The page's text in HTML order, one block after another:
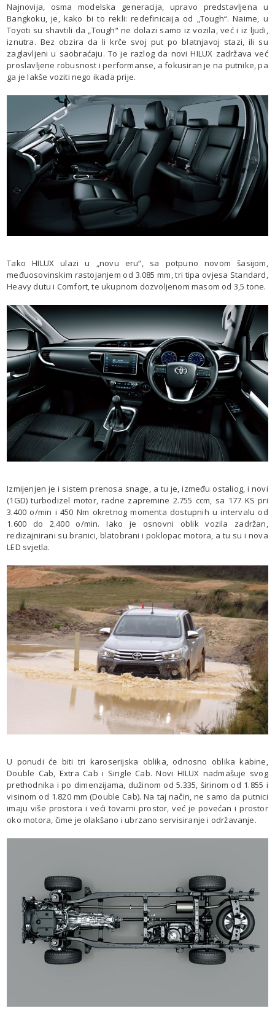
Najnovija, osma modelska generacija, upravo predstavljena u
Bangkoku, je, kako bi to rekli: redefinicaija od „Tough“. Naime, u
Toyoti su shavtili da „Tough“ ne dolazi samo iz vozila, već i iz ljudi,
iznutra. Bez obzira da li krče svoj put po blatnjavoj stazi, ili su
zaglavljeni u saobraćaju. To je razlog da novi HILUX zadržava već
proslavljene robusnost i performanse, a fokusiran je na putnike, pa
ga je lakše voziti nego ikada prije.
Tako HILUX ulazi u „novu eru“, sa potpuno novom šasijom,
međuosovinskim rastojanjem od 3.085 mm, tri tipa ovjesa Standard,
Heavy dutu i Comfort, te ukupnom dozvoljenom masom od 3,5 tone.
Izmijenjen je i sistem prenosa snage, a tu je, između ostaliog, i novi
(1GD) turbodizel motor, radne zapremine 2.755 ccm, sa 177 KS pri
3.400 o/min i 450 Nm okretnog momenta dostupnih u intervalu od
1.600 do 2.400 o/min. Iako je osnovni oblik vozila zadržan,
redizajnirani su branici, blatobrani i poklopac motora, a tu su i nova
LED svjetla.
U ponudi će biti tri karoserijska oblika, odnosno oblika kabine,
Double Cab, Extra Cab i Single Cab. Novi HILUX nadmašuje svog
prethodnika i po dimenzijama, dužinom od 5.335, širinom od 1.855 i
visinom od 1.820 mm (Double Cab). Na taj način, ne samo da putnici
imaju više prostora i veći tovarni prostor, već je povećan i prostor
oko motora, čime je olakšano i ubrzano servisiranje i održavanje.